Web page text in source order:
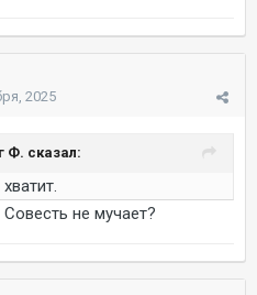
2025
Ф. сказал:
не мучает?